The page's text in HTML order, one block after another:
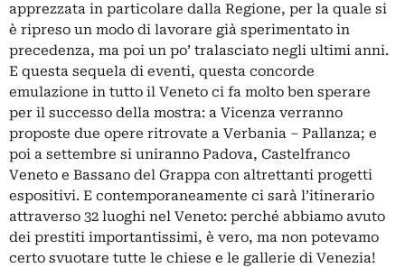
apprezzata in particolare dalla Regione, per la quale si
è ripreso un modo di lavorare già sperimentato in
precedenza, ma poi un po’ tralasciato negli ultimi anni.
E questa sequela di eventi, questa concorde
emulazione in tutto il Veneto ci fa molto ben sperare
per il successo della mostra: a Vicenza verranno
proposte due opere ritrovate a Verbania – Pallanza; e
poi a settembre si uniranno Padova, Castelfranco
Veneto e Bassano del Grappa con altrettanti progetti
espositivi. E contemporaneamente ci sarà l’itinerario
attraverso 32 luoghi nel Veneto: perché abbiamo avuto
dei prestiti importantissimi, è vero, ma non potevamo
certo svuotare tutte le chiese e le gallerie di Venezia!